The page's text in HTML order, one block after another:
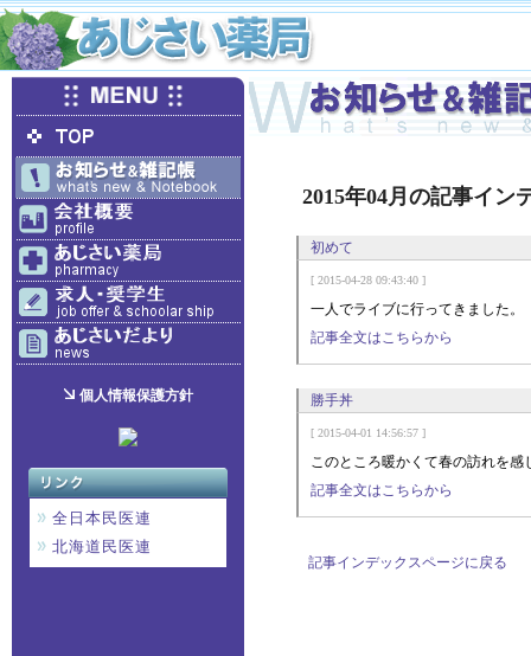
個人情報保護方針
全日本民医連
北海道民医連
2015年04月の記事イン
初めて
[ 2015-04-28 09:43:40 ]
一人でライブに行ってきました。
記事全文はこちらから
勝手丼
[ 2015-04-01 14:56:57 ]
このところ暖かくて春の訪れを感
記事全文はこちらから
記事インデックスページに戻る